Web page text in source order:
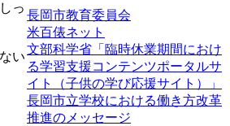
っ
い
長岡市教育委員会
米百俵ネット
文部科学省「臨時休業期間におけ
る学習支援コンテンツポータルサ
イト（子供の学び応援サイト）」
長岡市立学校における働き方改革
推進のメッセージ